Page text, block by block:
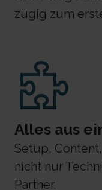
zügig zum
Alles aus
Setup,
nicht nur
Partner.